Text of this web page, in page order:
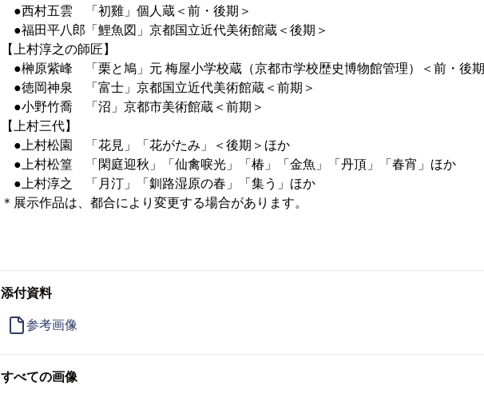
●西村五雲 「初雞」個人蔵＜前・後期＞
●福田平八郎「鯉魚図」京都国立近代美術館蔵＜後期＞
【上村淳之の師匠】
●榊原紫峰 「栗と鳩」元 梅屋小学校蔵（京都市学校歴史博物館管理）＜前・後
●徳岡神泉 「富士」京都国立近代美術館蔵＜前期＞
●小野竹喬 「沼」京都市美術館蔵＜前期＞
【上村三代】
●上村松園 「花見」「花がたみ」＜後期＞ほか
●上村松篁 「閑庭迎秋」「仙禽唳光」「椿」「金魚」「丹頂」「春宵」ほか
●上村淳之 「月汀」「釧路湿原の春」「集う」ほか
＊展示作品は、都合により変更する場合があります。
添付資料
参考画像
すべての画像